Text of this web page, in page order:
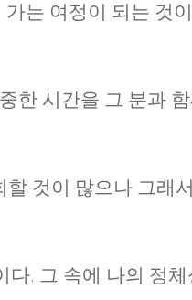
는 여정이 되는 것
한 시간을 그 분과
것이 많으나 그래
. 그 속에 나의 정체